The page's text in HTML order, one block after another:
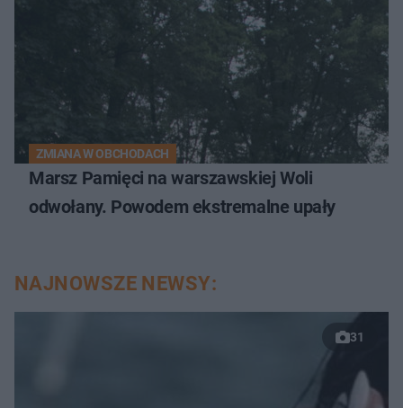
ZMIANA W OBCHODACH
Marsz Pamięci na warszawskiej Woli
odwołany. Powodem ekstremalne upały
NAJNOWSZE NEWSY:
31